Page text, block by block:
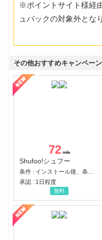
※ポイントサイト様経
ュバックの対象外とな
その他おすすめキャンペーン
72
Shufoo!シュフー
条件 : インストール後、条件達成
承認 : 1日程度
無料